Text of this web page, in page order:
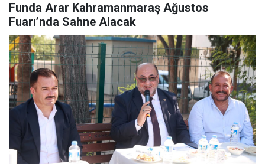
Funda Arar Kahramanmaraş Ağustos
Fuarı’nda Sahne Alacak